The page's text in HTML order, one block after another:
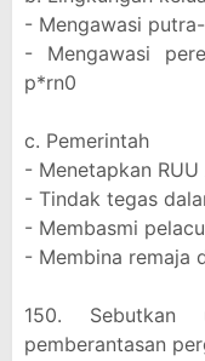
- Mengawasi
- Mengawasi
p*rn0
c. Pemerintah
- Menetapkan RUU
- Tindak tegas
- Membasmi
- Membina remaja
150. Sebutkan
pemberantasan